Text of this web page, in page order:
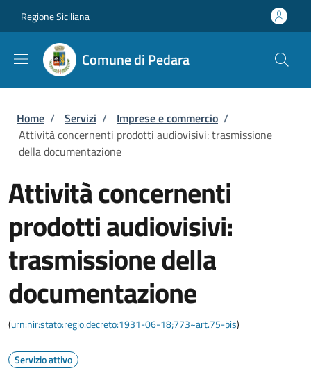
Regione Siciliana
Comune di Pedara
Briciole di pane
Home / Servizi / Imprese e commercio /
Attività concernenti prodotti audiovisivi: trasmissione
della documentazione
Attività concernenti
prodotti audiovisivi:
trasmissione della
documentazione
(urn:nir:stato:regio.decreto:1931-06-18;773~art.75-bis)
Servizio attivo